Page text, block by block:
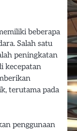
beberapa
Salah satu
peningkatan
kecepatan
terutama pada
penggunaan